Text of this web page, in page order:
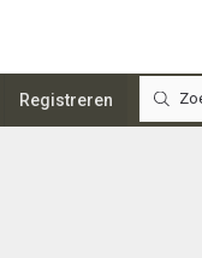
Registreren